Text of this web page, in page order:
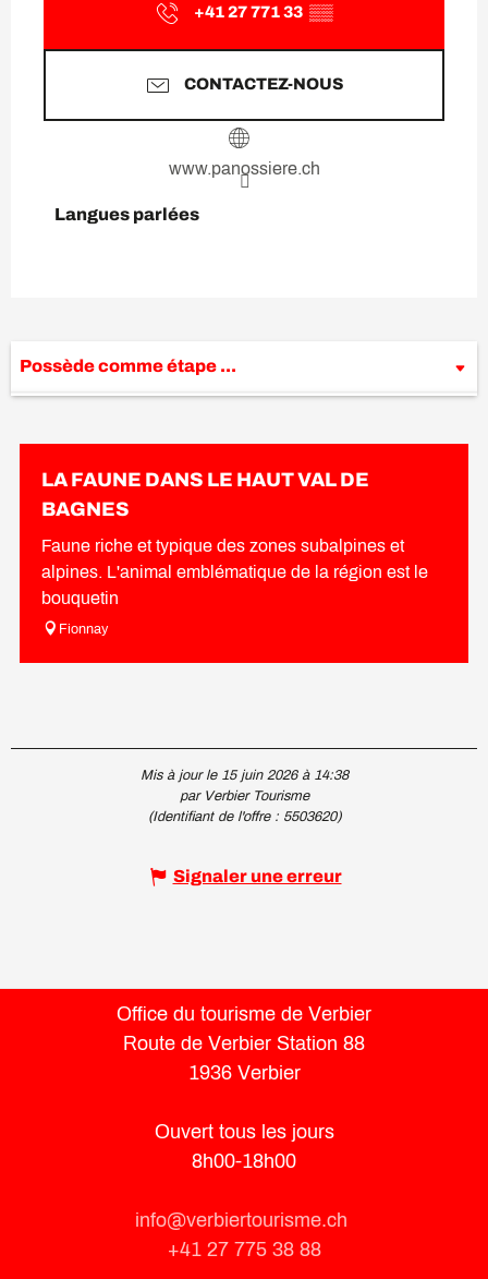
+41 27 771 33 ▒▒
CONTACTEZ-NOUS
www.panossiere.ch
Langues parlées
Langues parlées
Possède comme étape ...
Sur place
LA FAUNE DANS LE HAUT VAL DE
BAGNES
Faune riche et typique des zones subalpines et
alpines. L'animal emblématique de la région est le
bouquetin
Fionnay
Mis à jour le 15 juin 2026 à 14:38
par Verbier Tourisme
(Identifiant de l'offre : 5503620)
Signaler une erreur
Office du tourisme de Verbier
Route de Verbier Station 88
1936 Verbier
Ouvert tous les jours
8h00-18h00
info@verbiertourisme.ch
+41 27 775 38 88